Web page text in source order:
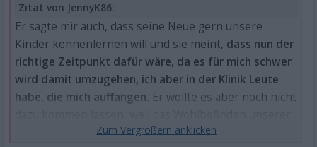
Zitat von JennyK86:
Er sagte mir auch, dass seine Neue gern unsere
Kinder kennenlernen will und sie meint, dass nun der
richtige Zeitpunkt dafür wäre, da es für mich schwer
wird damit umzugehen, ich aber in der Klinik Leute
habe, die mich auffangen. Er wollte es aber noch nicht
Kinder an erster Stelle steht.